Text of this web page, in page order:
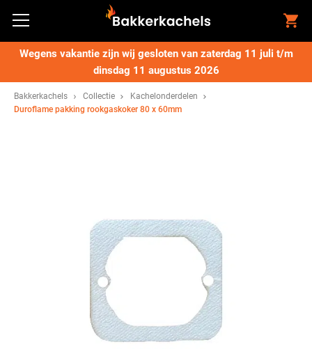
Wegens vakantie zijn wij gesloten van zaterdag 11 juli t/m
dinsdag 11 augustus 2026
Bakkerkachels Collectie
Kachelonderdelen
Duroflame pakking rookgaskoker 80 x 60mm